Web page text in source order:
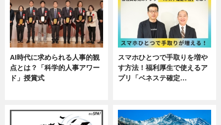
AI時代に求められる人事的観
点とは？「科学的人事アワー
ド」授賞式
スマホひとつで手取りを増や
す方法！福利厚生で使えるア
プリ「ベネステ確定…